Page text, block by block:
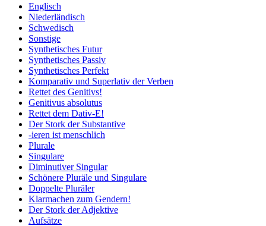
Englisch
Niederländisch
Schwedisch
Sonstige
Synthetisches Futur
Synthetisches Passiv
Synthetisches Perfekt
Komparativ und Superlativ der Verben
Rettet des Genitivs!
Genitivus absolutus
Rettet dem Dativ-E!
Der Stork der Substantive
-ieren ist menschlich
Plurale
Singulare
Diminutiver Singular
Schönere Pluräle und Singulare
Doppelte Pluräler
Klarmachen zum Gendern!
Der Stork der Adjektive
Aufsätze